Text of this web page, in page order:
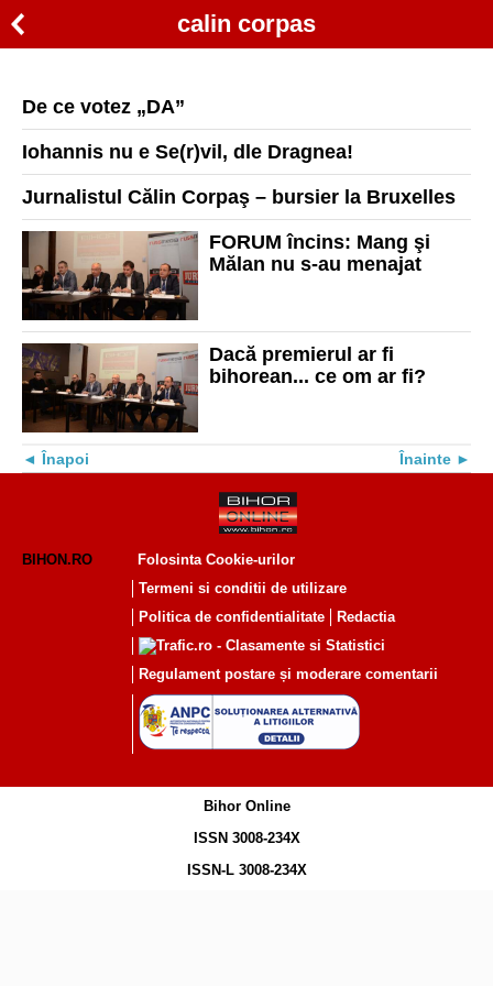
calin corpas
De ce votez „DA”
Iohannis nu e Se(r)vil, dle Dragnea!
Jurnalistul Călin Corpaş – bursier la Bruxelles
FORUM încins: Mang şi
Mălan nu s-au menajat
Dacă premierul ar fi
bihorean... ce om ar fi?
Înapoi Înainte
BIHON.RO
Folosinta Cookie-urilor
Termeni si conditii de utilizare
Politica de confidentialitate
Redactia
Regulament postare și moderare comentarii
Bihor Online
ISSN 3008-234X
ISSN-L 3008-234X